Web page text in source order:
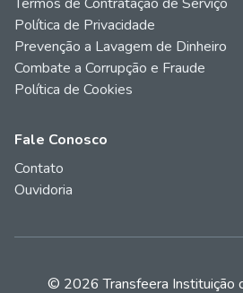
Política de Privacidade
Prevenção a Lavagem de Dinheiro
Combate a Corrupção e Fraude
Política de Cookies
Fale Conosco
Contato
Ouvidoria
© 2026 Transfeera Instituição